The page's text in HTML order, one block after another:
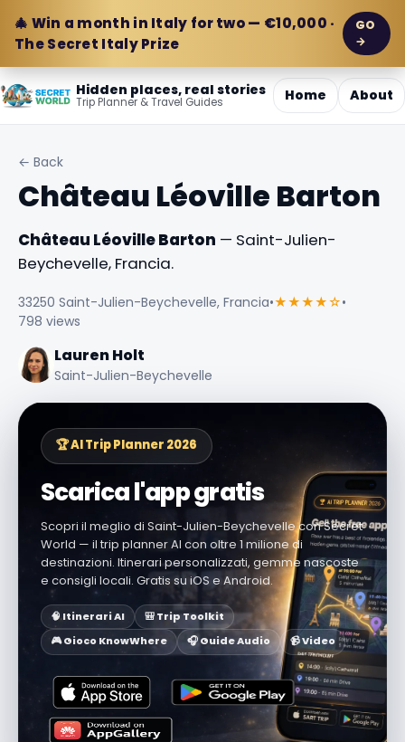
🎄 Win a month in Italy for two — €10,000 ·
The Secret Italy Prize
GO
→
Hidden places, real stories
Trip Planner & Travel Guides Home About
← Back
Château Léoville Barton
Château Léoville Barton — Saint-Julien-
Beychevelle, Francia.
33250 Saint-Julien-Beychevelle, Francia•★★★★☆•
798 views
Lauren Holt
Saint-Julien-Beychevelle
🏆 AI Trip Planner 2026
Scarica l'app gratis
Scopri il meglio di Saint-Julien-Beychevelle con Secret
World — il trip planner AI con oltre 1 milione di
destinazioni. Itinerari personalizzati, gemme nascoste
e consigli locali. Gratis su iOS e Android.
🧠 Itinerari AI
🎒 Trip Toolkit
🎮 Gioco KnowWhere
🎧 Guide Audio 📹 Video